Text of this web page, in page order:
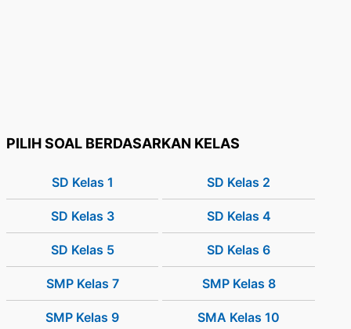
PILIH SOAL BERDASARKAN KELAS
SD Kelas 1 SD Kelas 2
SD Kelas 3 SD Kelas 4
SD Kelas 5 SD Kelas 6
SMP Kelas 7 SMP Kelas 8
SMP Kelas 9 SMA Kelas 10